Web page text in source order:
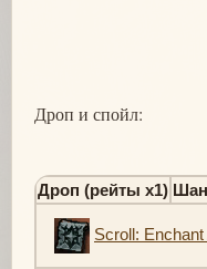
Дроп и спойл:
Дроп (рейты х1)
Scroll: